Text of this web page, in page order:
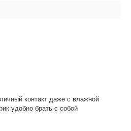
контакт даже с влажной
удобно брать с собой